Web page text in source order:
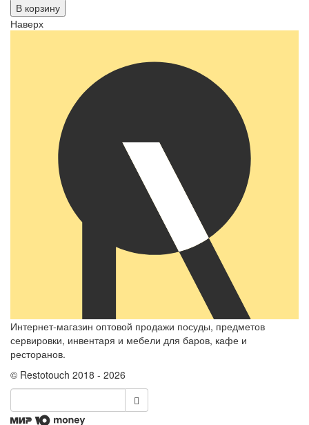
В корзину
Наверх
Интернет-магазин оптовой продажи посуды, предметов
сервировки, инвентаря и мебели для баров, кафе и
ресторанов.
© Restotouch 2018 - 2026